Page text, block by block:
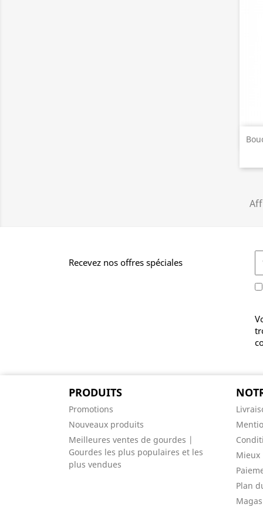
Recevez nos offres spéciales
PRODUITS
Promotions
Nouveaux produits
Meilleures ventes de gourdes |
Gourdes les plus populaires et les
plus vendues
Mieux
Plan